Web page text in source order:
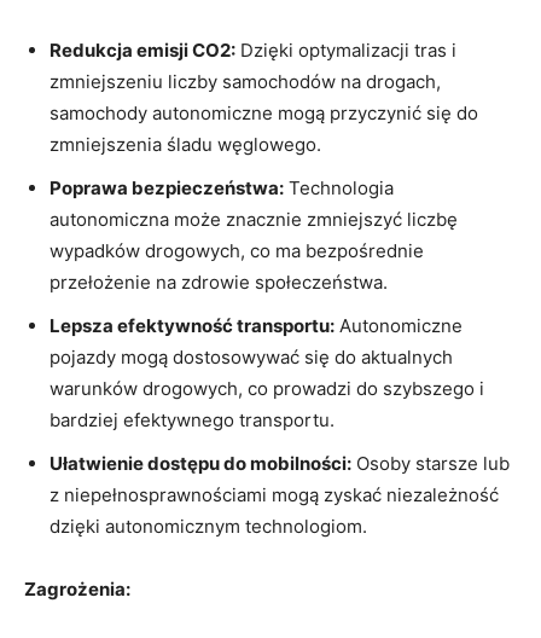
Redukcja emisji CO2: Dzięki optymalizacji tras i
zmniejszeniu liczby samochodów na drogach,
samochody autonomiczne mogą przyczynić się do
zmniejszenia śladu węglowego.
Poprawa bezpieczeństwa: Technologia
autonomiczna może znacznie zmniejszyć liczbę
wypadków drogowych, co ma bezpośrednie
przełożenie na zdrowie społeczeństwa.
Lepsza efektywność transportu: Autonomiczne
pojazdy mogą dostosowywać się do aktualnych
warunków drogowych, co prowadzi do szybszego i
bardziej efektywnego transportu.
Ułatwienie dostępu do mobilności: Osoby starsze lub
z niepełnosprawnościami mogą zyskać niezależność
dzięki autonomicznym technologiom.
Zagrożenia: